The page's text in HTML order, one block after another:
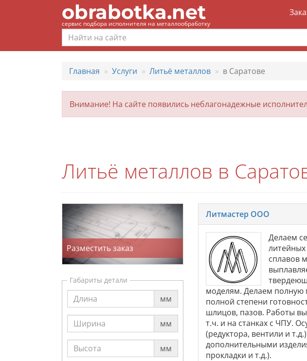
obrabotka.net
сервис подбора исполнителя на металлообработку
Главная Услуги Литьё металлов в Саратове
Внимание! На сайте появились неблагонадежные
Литьё металлов в
Разместить заказ
Габариты детали
мм
мм
мм
Литмастер ООО
Делаем
литейных
сплавов
моделям. Делаем полную
полной степени
шлицов, пазов. Работы
т.ч. и на станках с ЧПУ.
(редуктора, вентили и
дополнительными
прокладки и т.д.).